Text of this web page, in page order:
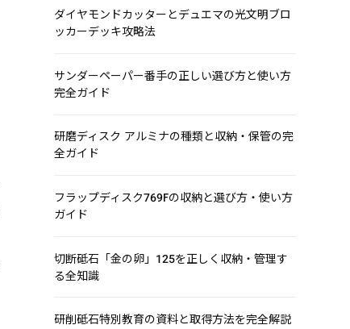
ダイヤモンドカッターとデュエマの光文明ブロ
ッカーデッキ攻略法
サンダーペーパー番手の正しい選び方と使い方
完全ガイド
研磨ディスク アルミナの種類と収納・保管の完
全ガイド
フラップディスク769Fの収納と選び方・使い方
ガイド
切断砥石「金の卵」125を正しく収納・管理す
る全知識
研削砥石特別教育の資料と取得方法を完全解説